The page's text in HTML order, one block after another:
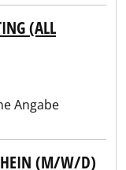
(ALL
Angabe
(M/W/D)